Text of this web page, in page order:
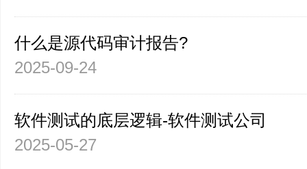
什么是源代码审计报告?
2025-09-24
软件测试的底层逻辑-软件测试公司
2025-05-27